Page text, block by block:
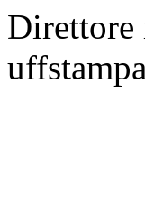
Direttore